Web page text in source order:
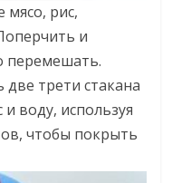
мясо, рис,
и
перемешать.
трети стакана
воду, используя
чтобы покрыть